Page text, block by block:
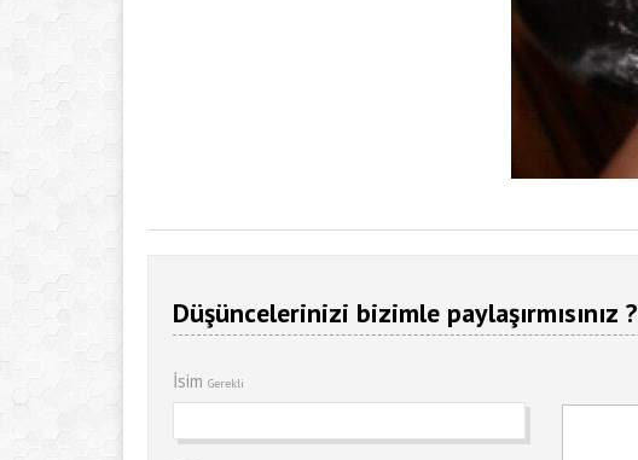
Düşüncelerinizi bizimle paylaşırmısınız ?
İsim Gerekli